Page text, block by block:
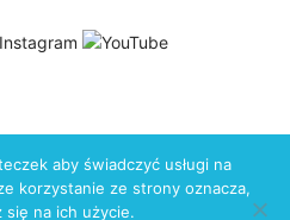
Sport GroupWszelkie prawa
Time-Sport Technologie
aby świadczyć usługi na
korzystanie ze strony oznacza,
się na ich użycie.